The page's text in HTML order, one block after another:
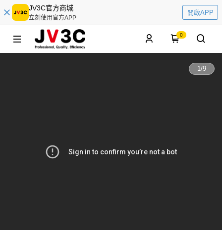
JV3C官方商城
立刻使用官方APP
開啟APP
0
1/9